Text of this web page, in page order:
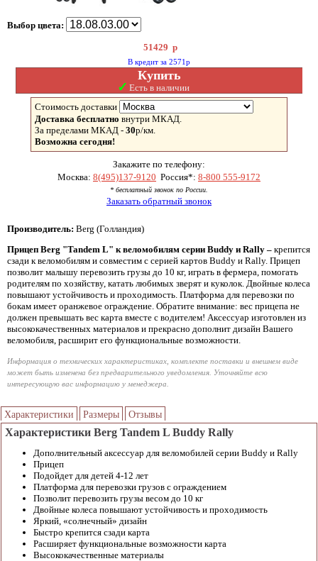
Выбор цвета:
51429 р
В кредит за 2571р
Купить
✓ Есть в наличии
Стоимость доставки
Доставка бесплатно внутри МКАД.
За пределами МКАД - 30р/км.
Возможна сегодня!
Закажите по телефону:
Москва: 8(495)137-9120 Россия*: 8-800 555-9172
* бесплатный звонок по России.
Заказать обратный звонок
Производитель: Berg (Голландия)
Прицеп Berg "Tandem L" к веломобилям серии Buddy и Rally – крепится
сзади к веломобилям и совместим с серией картов Buddy и Rally. Прицеп
позволит малышу перевозить грузы до 10 кг, играть в фермера, помогать
родителям по хозяйству, катать любимых зверят и куколок. Двойные колеса
повышают устойчивость и проходимость. Платформа для перевозки по
бокам имеет оранжевое ограждение. Обратите внимание: вес прицепа не
должен превышать вес карта вместе с водителем! Аксессуар изготовлен из
высококачественных материалов и прекрасно дополнит дизайн Вашего
веломобиля, расширит его функциональные возможности.
Информация о технических характеристиках, комплекте поставки и внешнем виде
может быть изменена без предварительного уведомления. Уточняйте всю
интересующую вас информацию у менеджера.
Характеристики Размеры Отзывы
Характеристики Berg Tandem L Buddy Rally
Дополнительный аксессуар для веломобилей серии Buddy и Rally
Прицеп
Подойдет для детей 4-12 лет
Платформа для перевозки грузов с ограждением
Позволит перевозить грузы весом до 10 кг
Двойные колеса повышают устойчивость и проходимость
Яркий, «солнечный» дизайн
Быстро крепится сзади карта
Расширяет функциональные возможности карта
Высококачественные материалы